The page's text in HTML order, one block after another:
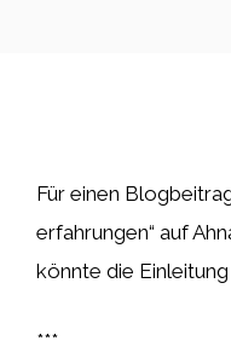
Für einen
erfahrungen“ auf
könnte die
***